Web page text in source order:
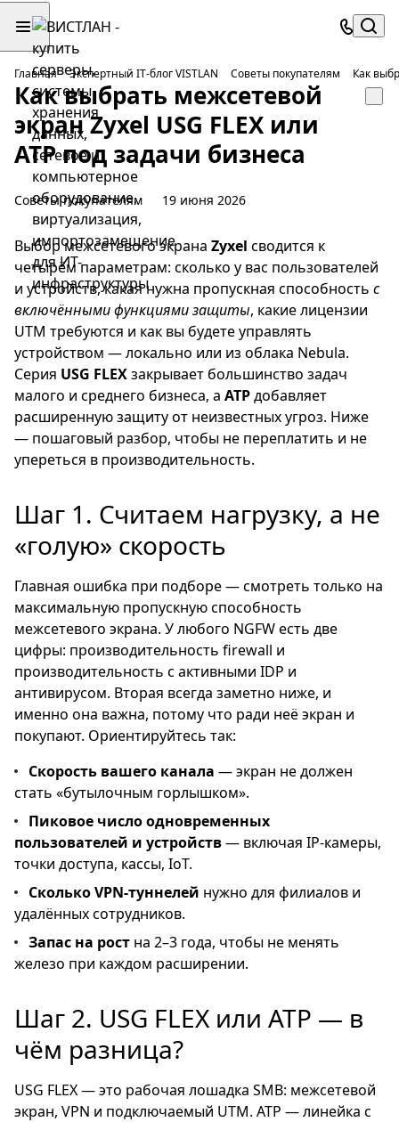
Главная Экспертный IT-блог VISTLAN Советы покупателям Как
Как выбрать межсетевой
экран Zyxel USG FLEX или
ATP под задачи бизнеса
Советы покупателям 19 июня 2026
Выбор межсетевого экрана Zyxel сводится к
четырём параметрам: сколько у вас пользователей
и устройств, какая нужна пропускная способность с
включёнными функциями защиты, какие лицензии
UTM требуются и как вы будете управлять
устройством — локально или из облака Nebula.
Серия USG FLEXзакрывает большинство задач
малого и среднего бизнеса, а ATPдобавляет
расширенную защиту от неизвестных угроз. Ниже
— пошаговый разбор, чтобы не переплатить и не
упереться в производительность.
Шаг 1. Считаем нагрузку, а не
«голую» скорость
Главная ошибка при подборе — смотреть только на
максимальную пропускную способность
межсетевого экрана. У любого NGFW есть две
цифры: производительность firewall и
производительность с активными IDP и
антивирусом. Вторая всегда заметно ниже, и
именно она важна, потому что ради неё экран и
покупают. Ориентируйтесь так:
Скорость вашего канала — экран не должен
стать «бутылочным горлышком».
Пиковое число одновременных
пользователей и устройств— включая IP-камеры,
точки доступа, кассы, IoT.
Сколько VPN-туннелей нужно для филиалов и
удалённых сотрудников.
Запас на рост на 2–3 года, чтобы не менять
железо при каждом расширении.
Шаг 2. USG FLEX или ATP — в
чём разница?
USG FLEX — это рабочая лошадка SMB: межсетевой
экран, VPN и подключаемый UTM. ATP — линейка с